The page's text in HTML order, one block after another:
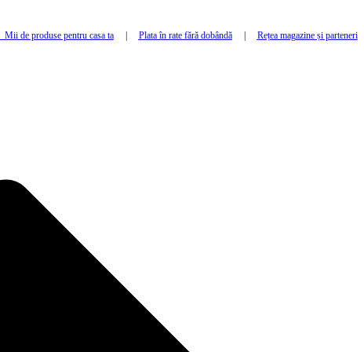
Mii de produse pentru casa ta| Plata în rate fără dobândă| Rețea magazine și parteneri